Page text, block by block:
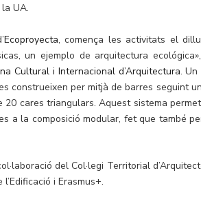
la UA.
Ecoproyecta, comença les activitats el
un ejemplo de arquitectura
Cultural i Internacional d’Arquitectura.
construeixen per mitjà de barres seguint
cares triangulars. Aquest sistema
a la composició modular, fet que també
del Col·legi Territorial
i Erasmus+.